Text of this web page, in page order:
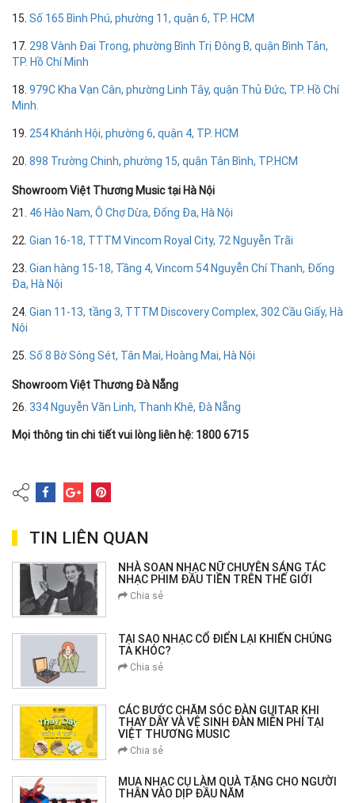
15. Số 165 Bình Phú, phường 11, quận 6, TP. HCM
17. 298 Vành Đai Trong, phường Bình Trị Đông B, quận Bình Tân,
TP. Hồ Chí Minh
18. 979C Kha Vạn Cân, phường Linh Tây, quận Thủ Đức, TP. Hồ Chí
Minh.
19. 254 Khánh Hội, phường 6, quận 4, TP. HCM
20. 898 Trường Chinh, phường 15, quận Tân Bình, TP.HCM
Showroom Việt Thương Music tại Hà Nội
21. 46 Hào Nam, Ô Chợ Dừa, Đống Đa, Hà Nội
22. Gian 16-18, TTTM Vincom Royal City, 72 Nguyễn Trãi
23. Gian hàng 15-18, Tầng 4, Vincom 54 Nguyễn Chí Thanh, Đống
Đa, Hà Nội
24. Gian 11-13, tầng 3, TTTM Discovery Complex, 302 Cầu Giấy, Hà
Nội
25. Số 8 Bờ Sông Sét, Tân Mai, Hoàng Mai, Hà Nội
Showroom Việt Thương Đà Nẵng
26. 334 Nguyễn Văn Linh, Thanh Khê, Đà Nẵng
Mọi thông tin chi tiết vui lòng liên hệ: 1800 6715
TIN LIÊN QUAN
NHÀ SOẠN NHẠC NỮ CHUYÊN SÁNG TÁC
NHẠC PHIM ĐẦU TIỀN TRÊN THẾ GIỚI
Chia sẻ
TẠI SAO NHẠC CỔ ĐIỂN LẠI KHIẾN CHÚNG
TA KHÓC?
Chia sẻ
CÁC BƯỚC CHĂM SÓC ĐÀN GUITAR KHI
THAY DÂY VÀ VỆ SINH ĐÀN MIỄN PHÍ TẠI
VIỆT THƯƠNG MUSIC
Chia sẻ
MUA NHẠC CỤ LÀM QUÀ TẶNG CHO NGƯỜI
THÂN VÀO DỊP ĐẦU NĂM